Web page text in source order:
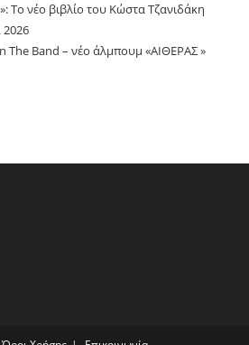
Το νέο βιβλίο του Κώστα Τζανιδάκη
2026
Band – νέο άλμπουμ «ΑΙΘΕΡΑΣ »